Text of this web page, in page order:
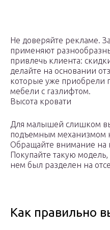
Не доверяйте рекламе.
применяют
привлечь клиента:
делайте на основании
которые уже приобрели
мебели с газлифтом.
Высота кровати
Для малышей слишком
подъемным механизмом
Обращайте внимание на
Покупайте такую
нем был разделен на
Как правильно